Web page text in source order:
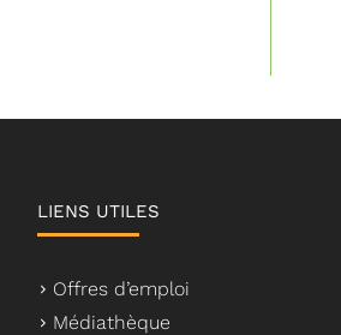
LIENS UTILES
Offres d’emploi
Médiathèque